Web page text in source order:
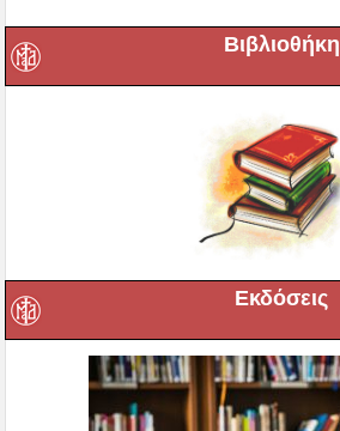
Βιβλιοθήκη
Εκδόσεις